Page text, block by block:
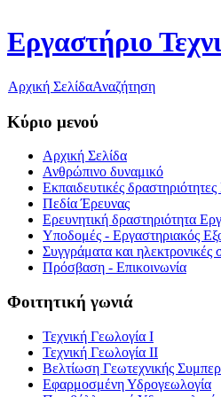
Εργαστήριο
Αρχική ΣελίδαΑναζήτηση
Κύριο μενού
Αρχική Σελίδα
Ανθρώπινο δυναμικό
Εκπαιδευτικές
Πεδία Έρευνας
Ερευνητική δραστηριότητα
Υποδομές - Εργαστηριακός
Συγγράματα και ηλεκτρονικές
Πρόσβαση - Επικοινωνία
Φοιτητική γωνιά
Τεχνική Γεωλογία Ι
Τεχνική Γεωλογία ΙΙ
Βελτίωση Γεωτεχνικής
Εφαρμοσμένη Υδρογεωλογία